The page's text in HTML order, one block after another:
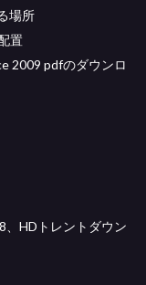
場所
置
2009 pdfのダウンロ
、HDトレントダウン